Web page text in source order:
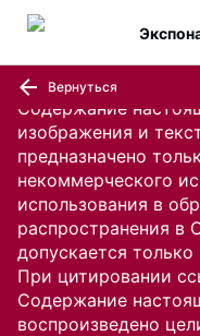
Содержание
изображения и
предназначено
некоммерческого
использования в
распространения в
допускается
При цитировании
Содержание
воспроизведено
Вернуться